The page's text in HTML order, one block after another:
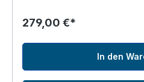
279,00 €*
In den